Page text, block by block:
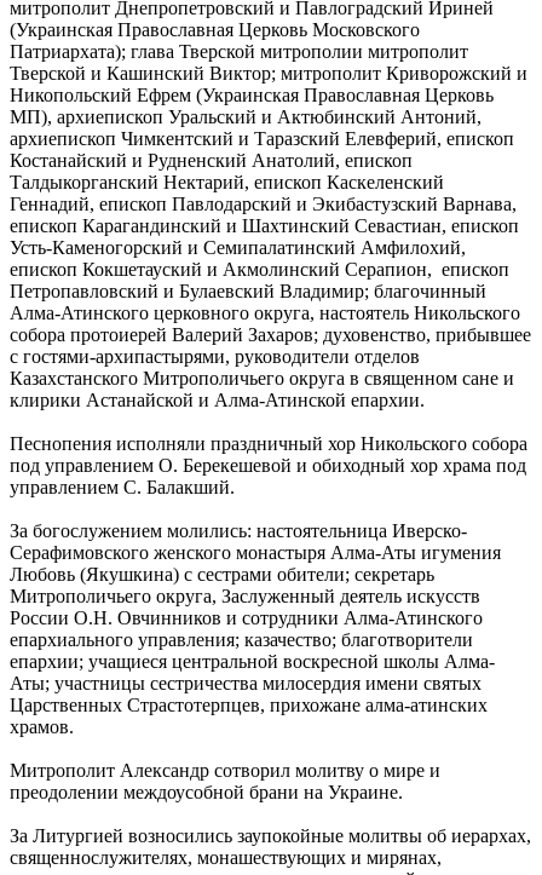
митрополит Днепропетровский и Павлоградский Ириней
(Украинская Православная Церковь Московского
Патриархата); глава Тверской митрополии митрополит
Тверской и Кашинский Виктор; митрополит Криворожский и
Никопольский Ефрем (Украинская Православная Церковь
МП), архиепископ Уральский и Актюбинский Антоний,
архиепископ Чимкентский и Таразский Елевферий, епископ
Костанайский и Рудненский Анатолий, епископ
Талдыкорганский Нектарий, епископ Каскеленский
Геннадий, епископ Павлодарский и Экибастузский Варнава,
епископ Карагандинский и Шахтинский Севастиан, епископ
Усть-Каменогорский и Семипалатинский Амфилохий,
епископ Кокшетауский и Акмолинский Серапион, епископ
Петропавловский и Булаевский Владимир; благочинный
Алма-Атинского церковного округа, настоятель Никольского
собора протоиерей Валерий Захаров; духовенство, прибывшее
с гостями-архипастырями, руководители отделов
Казахстанского Митрополичьего округа в священном сане и
клирики Астанайской и Алма-Атинской епархии.
Песнопения исполняли праздничный хор Никольского собора
под управлением О. Берекешевой и обиходный хор храма под
управлением С. Балакший.
За богослужением молились: настоятельница Иверско-
Серафимовского женского монастыря Алма-Аты игумения
Любовь (Якушкина) с сестрами обители; секретарь
Митрополичьего округа, Заслуженный деятель искусств
России О.Н. Овчинников и сотрудники Алма-Атинского
епархиального управления; казачество; благотворители
епархии; учащиеся центральной воскресной школы Алма-
Аты; участницы сестричества милосердия имени святых
Царственных Страстотерпцев, прихожане алма-атинских
храмов.
Митрополит Александр сотворил молитву о мире и
преодолении междоусобной брани на Украине.
За Литургией возносились заупокойные молитвы об иерархах,
священнослужителях, монашествующих и мирянах,